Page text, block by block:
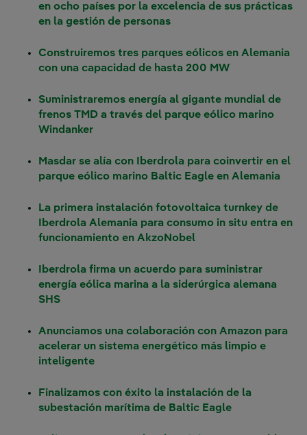
en ocho países por la excelencia de sus prácticas
en la gestión de personas
Construiremos tres parques eólicos en Alemania
con una capacidad de hasta 200 MW
Suministraremos energía al gigante mundial de
frenos TMD a través del parque eólico marino
Windanker
Masdar se alía con Iberdrola para coinvertir en el
parque eólico marino Baltic Eagle en Alemania
La primera instalación fotovoltaica turnkey de
Iberdrola Alemania para consumo in situ entra en
funcionamiento en AkzoNobel
Iberdrola firma un acuerdo para suministrar
energía eólica marina a la siderúrgica alemana
SHS
Anunciamos una colaboración con Amazon para
acelerar un sistema energético más limpio e
inteligente
Finalizamos con éxito la instalación de la
subestación marítima de Baltic Eagle